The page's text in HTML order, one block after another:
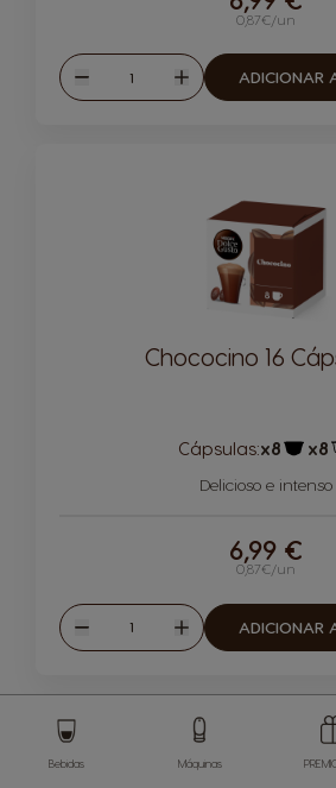
0,87€/un
Reduzir
Quantidade
Aumentar
ADICIONAR
Chococino 16
Cápsulas:x8 x8
Delicioso e intenso
0,87€/un
6,99 €
Reduzir
Quantidade
Aumentar
ADICIONAR
Bebidas Máquinas
ACESSÓRIOS